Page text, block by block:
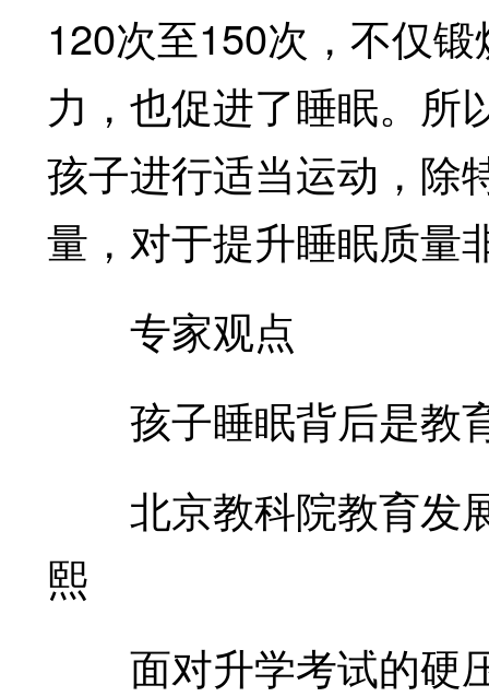
120次至150次，不仅
力，也促进了睡眠。所
孩子进行适当运动，除
量，对于提升睡眠质量
专家观点
孩子睡眠背后是教
北京教科院教育发
熙
面对升学考试的硬